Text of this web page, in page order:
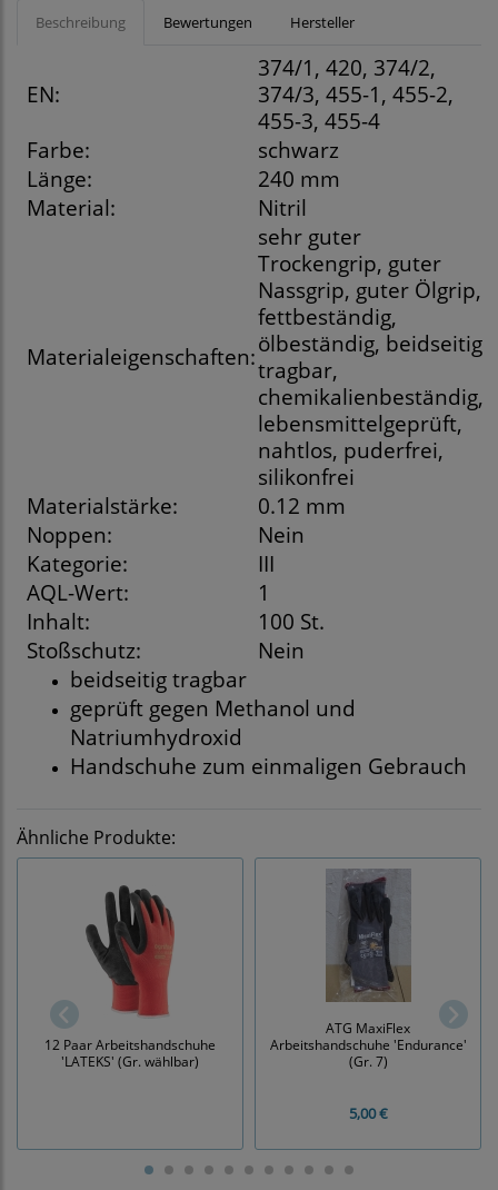
Beschreibung Bewertungen Hersteller
EN:
374/1, 420, 374/2,
374/3, 455-1, 455-2,
455-3, 455-4
Farbe:
schwarz
Länge:
240 mm
Material:
Nitril
Materialeigenschaften:
sehr guter
Trockengrip, guter
Nassgrip, guter Ölgrip,
fettbeständig,
ölbeständig, beidseitig
tragbar,
chemikalienbeständig,
lebensmittelgeprüft,
nahtlos, puderfrei,
silikonfrei
Materialstärke:
0.12 mm
Noppen:
Nein
Kategorie:
III
AQL-Wert:
1
Inhalt:
100 St.
Stoßschutz:
Nein
beidseitig tragbar
geprüft gegen Methanol und
Natriumhydroxid
Handschuhe zum einmaligen Gebrauch
Ähnliche Produkte:
12 Paar Arbeitshandschuhe
'LATEKS' (Gr. wählbar)
ATG MaxiFlex
Arbeitshandschuhe 'Endurance'
(Gr. 7)
5,00 €